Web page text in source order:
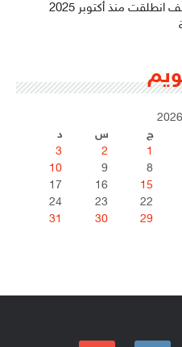
مسؤولة بالستاغ: التحضيرات للصيف انطلقت منذ أكتوبر 2025
ج س
د
1
2
3
8
9
10
15
16
17
22
23
24
29
30
31